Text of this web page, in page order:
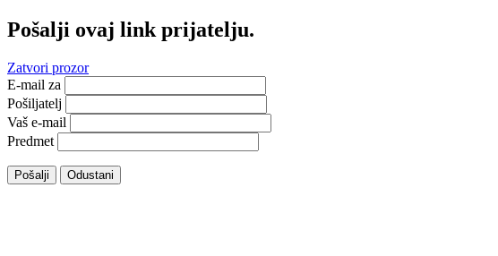
Pošalji ovaj link prijatelju.
Zatvori prozor
E-mail za
Pošiljatelj
Vaš e-mail
Predmet
Pošalji Odustani